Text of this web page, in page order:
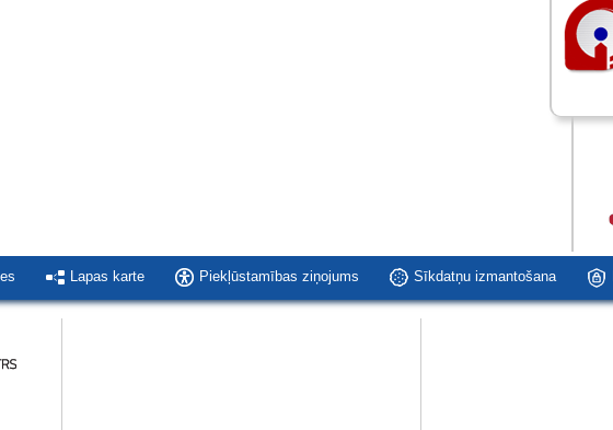
Lapas karte Piekļūstamības ziņojums Sīkdatņu izmantošana